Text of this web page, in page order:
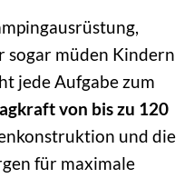
sogar müden Kindern
jede Aufgabe zum
von bis zu 120
und die
für maximale